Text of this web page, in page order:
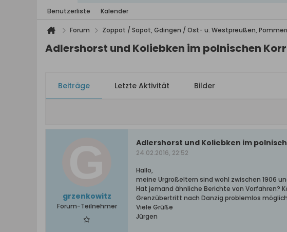
Benutzerliste Kalender
Forum Zoppot / Sopot, Gdingen / Ost- u. Westpreußen,
Adlershorst und Koliebken im polnischen
Beiträge Letzte Aktivität Bilder
grzenkowitz
Forum-Teilnehmer
Adlershorst und Koliebken im
24.02.2016, 22:52
Hallo,
meine Urgroßeltern sind wohl zwischen 1906
Hat jemand ähnliche Berichte von Vorfahren?
Grenzübertritt nach Danzig problemlos
Viele Grüße
Jürgen